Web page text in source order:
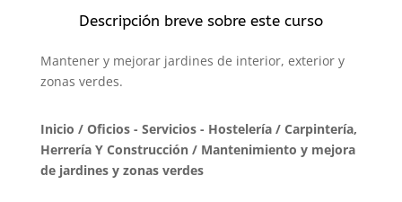
Descripción breve sobre este curso
Mantener y mejorar jardines de interior, exterior y
zonas verdes.
Inicio / Oficios - Servicios - Hostelería/ Carpintería,
Herrería Y Construcción/ Mantenimiento y mejora
de jardines y zonas verdes